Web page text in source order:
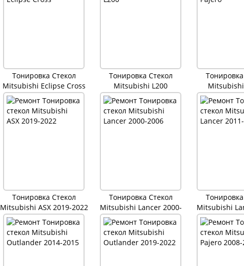
Тонировка Стекол
Mitsubishi Eclipse Cross
Тонировка Стекол
Mitsubishi L200
Тонировка Стекол
Mitsubishi ASX 2019-2022
Тонировка Стекол
Mitsubishi Lancer 2000-
2006
Mitsubishi